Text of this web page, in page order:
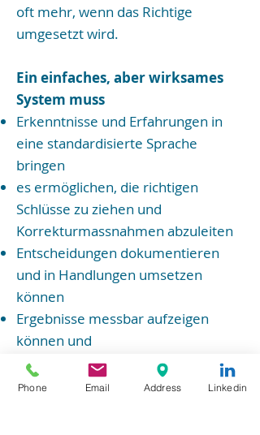
oft mehr, wenn das Richtige
umgesetzt wird.
Ein einfaches, aber wirksames
System muss
Erkenntnisse und Erfahrungen in
eine standardisierte Sprache
bringen
es ermöglichen, die richtigen
Schlüsse zu ziehen und
Korrekturmassnahmen abzuleiten
Entscheidungen dokumentieren
und in Handlungen umsetzen
können
Ergebnisse messbar aufzeigen
können und
Budget- und
Ressourcenzuordnungen
Phone Email Address Linkedin